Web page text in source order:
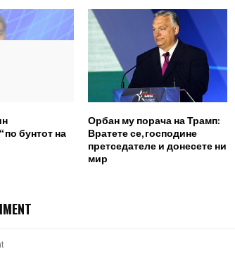
по бунтот на
Орбан му порача на Трамп:
Вратете се, господине
претседателе и донесете ни
мир